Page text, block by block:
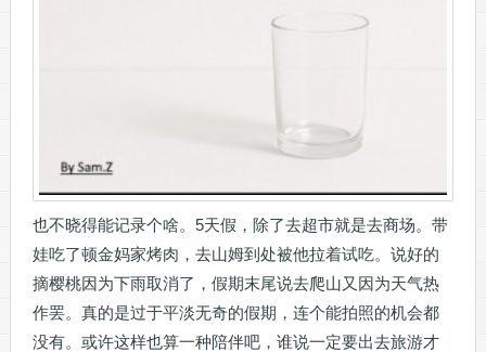
也不晓得能记录个啥。5天假，除了去超市就是去商场。带
娃吃了顿金妈家烤肉，去山姆到处被他拉着试吃。说好的
摘樱桃因为下雨取消了，假期末尾说去爬山又因为天气热
作罢。真的是过于平淡无奇的假期，连个能拍照的机会都
没有。或许这样也算一种陪伴吧，谁说一定要出去旅游才